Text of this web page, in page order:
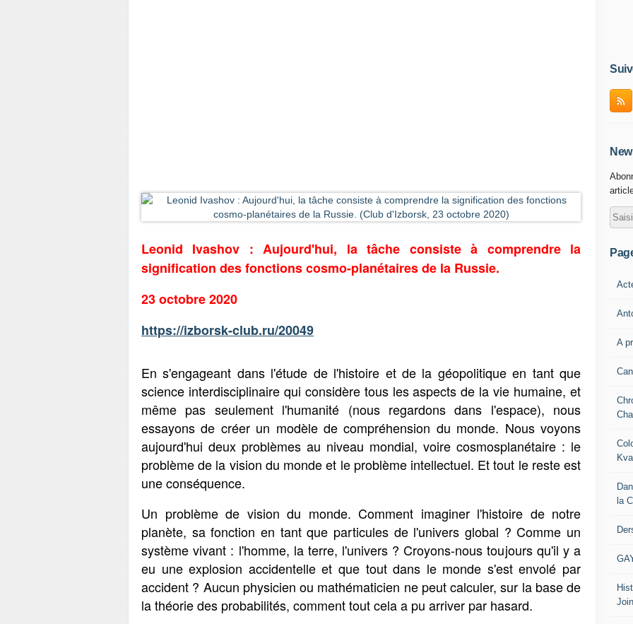
Leonid Ivashov : Aujourd'hui, la tâche consiste à comprendre la
signification des fonctions cosmo-planétaires de la Russie.
23 octobre 2020
https://izborsk-club.ru/20049
En s'engageant dans l'étude de l'histoire et de la géopolitique en tant que
science interdisciplinaire qui considère tous les aspects de la vie humaine, et
même pas seulement l'humanité (nous regardons dans l'espace), nous
essayons de créer un modèle de compréhension du monde. Nous voyons
aujourd'hui deux problèmes au niveau mondial, voire cosmosplanétaire : le
problème de la vision du monde et le problème intellectuel. Et tout le reste est
une conséquence.
Un problème de vision du monde. Comment imaginer l'histoire de notre
planète, sa fonction en tant que particules de l'univers global ? Comme un
système vivant : l'homme, la terre, l'univers ? Croyons-nous toujours qu'il y a
eu une explosion accidentelle et que tout dans le monde s'est envolé par
accident ? Aucun physicien ou mathématicien ne peut calculer, sur la base de
la théorie des probabilités, comment tout cela a pu arriver par hasard.
A
la